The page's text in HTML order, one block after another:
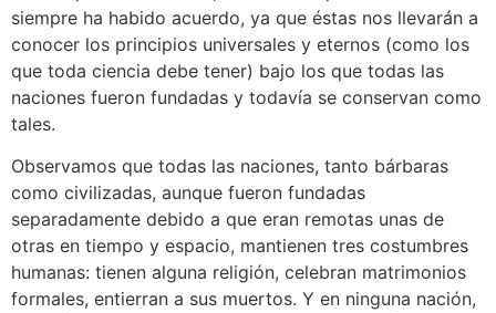
siempre ha habido acuerdo, ya que éstas nos llevarán a
conocer los principios universales y eternos (como los
que toda ciencia debe tener) bajo los que todas las
naciones fueron fundadas y todavía se conservan como
tales.
Observamos que todas las naciones, tanto bárbaras
como civilizadas, aunque fueron fundadas
separadamente debido a que eran remotas unas de
otras en tiempo y espacio, mantienen tres costumbres
humanas: tienen alguna religión, celebran matrimonios
formales, entierran a sus muertos. Y en ninguna nación,